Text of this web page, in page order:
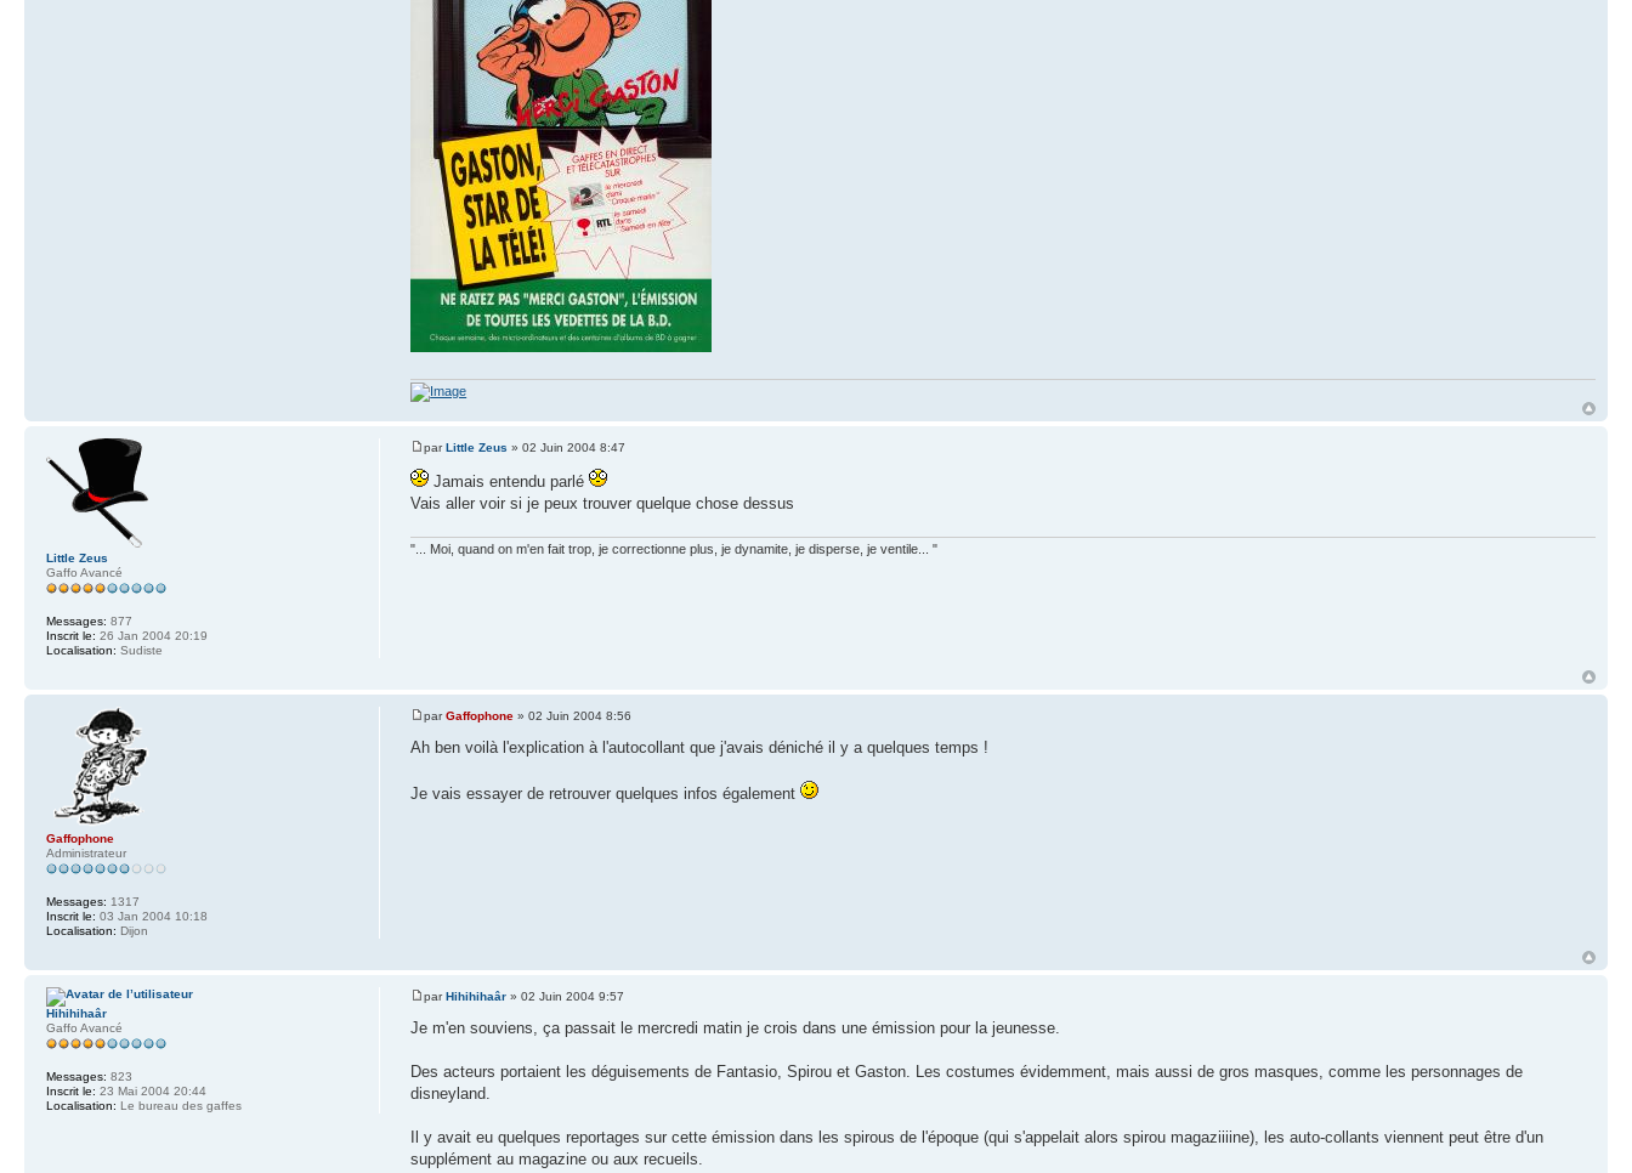
parLittle Zeus » 02 Juin 2004 8:47
Jamais entendu parlé
Vais aller voir si je peux trouver quelque chose dessus
"... Moi, quand on m'en fait trop, je correctionne plus, je dynamite, je disperse, je ventile... "
Little Zeus
Gaffo Avancé
Messages: 877
Inscrit le: 26 Jan 2004 20:19
Localisation: Sudiste
parGaffophone » 02 Juin 2004 8:56
Ah ben voilà l'explication à l'autocollant que j'avais déniché il y a quelques temps !
Je vais essayer de retrouver quelques infos également
Gaffophone
Administrateur
Messages: 1317
Inscrit le: 03 Jan 2004 10:18
Localisation: Dijon
parHihihihaâr » 02 Juin 2004 9:57
Je m'en souviens, ça passait le mercredi matin je crois dans une émission pour la jeunesse.
Des acteurs portaient les déguisements de Fantasio, Spirou et Gaston. Les costumes évidemment, mais aussi de gros masques, comme les personnages de
disneyland.
Il y avait eu quelques reportages sur cette émission dans les spirous de l'époque (qui s'appelait alors spirou magaziiiine), les auto-collants viennent peut être d'un
supplément au magazine ou aux recueils.
Hihihihaâr
Gaffo Avancé
Messages: 823
Inscrit le: 23 Mai 2004 20:44
Localisation: Le bureau des gaffes